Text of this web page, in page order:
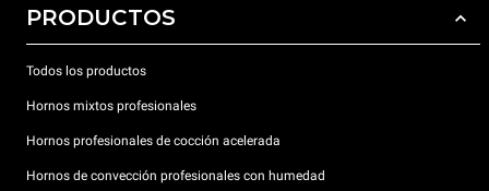
PRODUCTOS
Todos los productos
Hornos mixtos profesionales
Hornos profesionales de cocción acelerada
Hornos de convección profesionales con humedad